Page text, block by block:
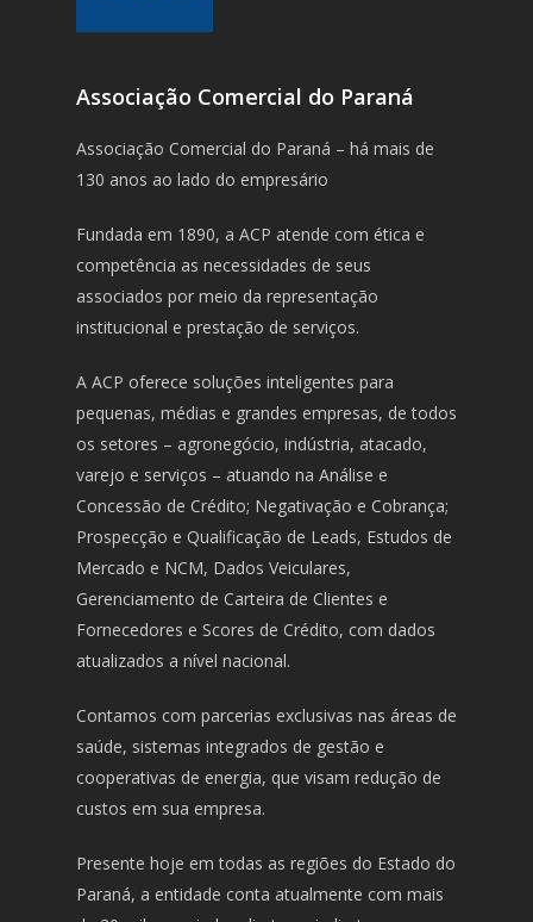
Associação Comercial do Paraná
Associação Comercial do Paraná – há mais de
130 anos ao lado do empresário
Fundada em 1890, a ACP atende com ética e
competência as necessidades de seus
associados por meio da representação
institucional e prestação de serviços.
A ACP oferece soluções inteligentes para
pequenas, médias e grandes empresas, de todos
os setores – agronegócio, indústria, atacado,
varejo e serviços – atuando na Análise e
Concessão de Crédito; Negativação e Cobrança;
Prospecção e Qualificação de Leads, Estudos de
Mercado e NCM, Dados Veiculares,
Gerenciamento de Carteira de Clientes e
Fornecedores e Scores de Crédito, com dados
atualizados a nível nacional.
Contamos com parcerias exclusivas nas áreas de
saúde, sistemas integrados de gestão e
cooperativas de energia, que visam redução de
custos em sua empresa.
Presente hoje em todas as regiões do Estado do
Paraná, a entidade conta atualmente com mais